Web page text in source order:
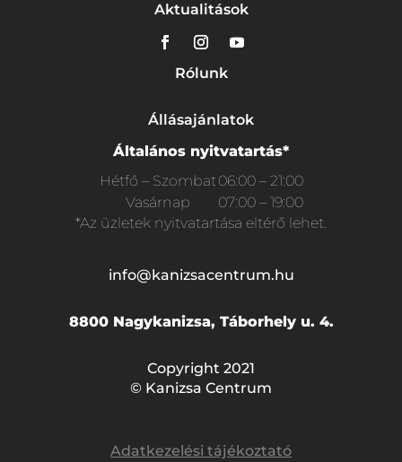
Aktualitások
Rólunk
Állásajánlatok
Általános nyitvatartás*
Hétfő – Szombat06:00 – 21:00
Vasárnap
07:00 – 19:00
*Az üzletek nyitvatartása eltérő lehet.
info@kanizsacentrum.hu
8800 Nagykanizsa, Táborhely u. 4.
Copyright 2021
© Kanizsa Centrum
Adatkezelési tájékoztató